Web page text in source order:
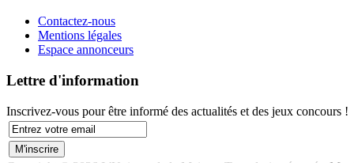
Contactez-nous
Mentions légales
Espace annonceurs
Lettre d'information
Inscrivez-vous pour être informé des actualités et des jeux concours !